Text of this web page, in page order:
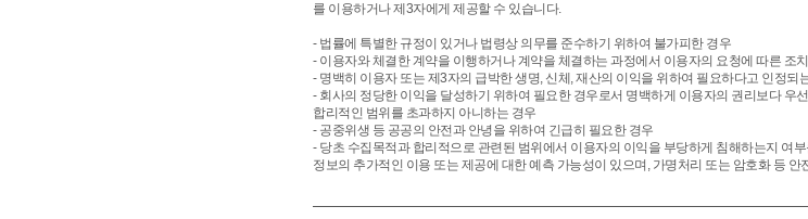
를 이용하거나 제3자에게 제공할 수 있습니다.
- 법률에 특별한 규정이 있거나 법령상 의무를 준수하기 위하여 불가피한 경우
- 이용자와 체결한 계약을 이행하거나 계약을 체결하는 과정에서 이용자의 요청에 따른 조
- 명백히 이용자 또는 제3자의 급박한 생명, 신체, 재산의 이익을 위하여 필요하다고 인정되
- 회사의 정당한 이익을 달성하기 위하여 필요한 경우로서 명백하게 이용자의 권리보다 우
합리적인 범위를 초과하지 아니하는 경우
- 공중위생 등 공공의 안전과 안녕을 위하여 긴급히 필요한 경우
- 당초 수집목적과 합리적으로 관련된 범위에서 이용자의 이익을 부당하게 침해하는지 여
정보의 추가적인 이용 또는 제공에 대한 예측 가능성이 있으며, 가명처리 또는 암호화 등 안